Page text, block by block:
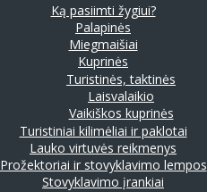
Ką pasiimti žygiui?
Palapinės
Miegmaišiai
Kuprinės
Turistinės, taktinės
Laisvalaikio
Vaikiškos kuprinės
Turistiniai kilimėliai ir paklotai
Lauko virtuvės reikmenys
Prožektoriai ir stovyklavimo lempos
Stovyklavimo įrankiai